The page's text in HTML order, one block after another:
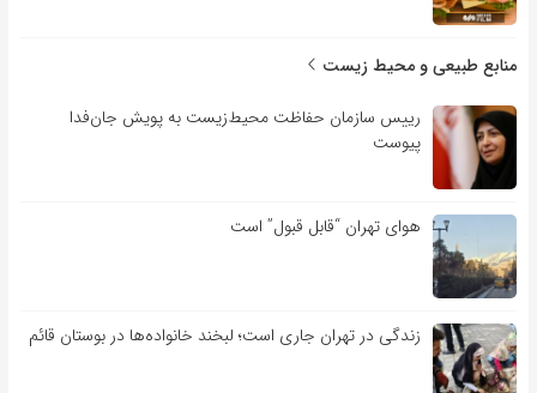
منابع طبیعی و محیط زیست
رییس سازمان حفاظت محیط‌زیست به پویش جان‌فدا
پیوست
هوای تهران “قابل قبول” است
زندگی در تهران جاری است؛ لبخند خانواده‌ها در بوستان قائم